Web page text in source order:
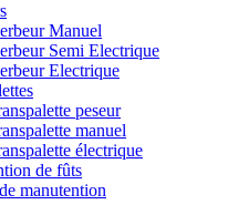
Manuel
Semi Electrique
Electrique
peseur
manuel
électrique
de fûts
manutention